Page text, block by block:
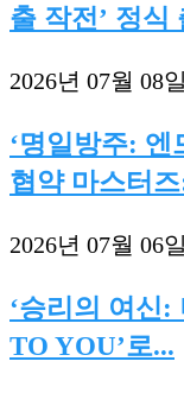
출 작전’ 정식
2026년 07월 08일
‘명일방주: 엔
협약 마스터
2026년 07월 06일
‘승리의 여신:
TO YOU’로...